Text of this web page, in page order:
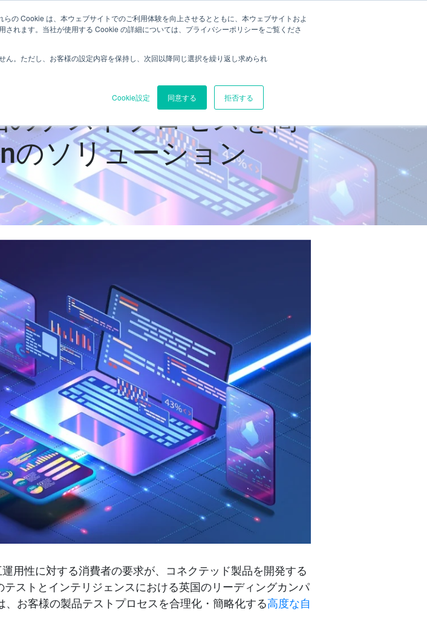
の Cookie は、本ウェブサイトでのご利用体験を向上させるとともに、本ウェブサイトおよ
れます。当社が使用する Cookie の詳細については、プライバシーポリシーをご覧くださ
。ただし、お客様の設定内容を保持し、次回以降同じ選択を繰り返し求められ
Cookie設定 同意する 拒否する
トリー リソース 当社について お問い合わせ デモを予約
テストプロセスを簡
のソリューション
用性に対する消費者の要求が、コネクテッド製品を開発する
ストとインテリジェンスにおける英国のリーディングカンパ
お客様の製品テストプロセスを合理化・簡略化する高度な自